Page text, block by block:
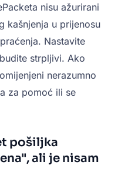
nisu ažurirani
kašnjenja u prijenosu
Nastavite
strpljivi. Ako
nerazumno
za pomoć ili se
pošiljka
ali je nisam